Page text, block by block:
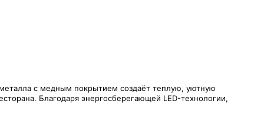
с медным покрытием создаёт теплую, уютную
Благодаря энергосберегающей LED-технологии,